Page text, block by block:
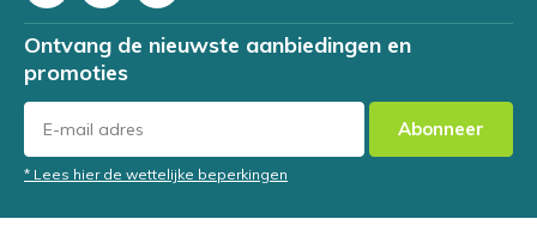
Ontvang de nieuwste aanbiedingen en
promoties
Abonneer
* Lees hier de wettelijke beperkingen